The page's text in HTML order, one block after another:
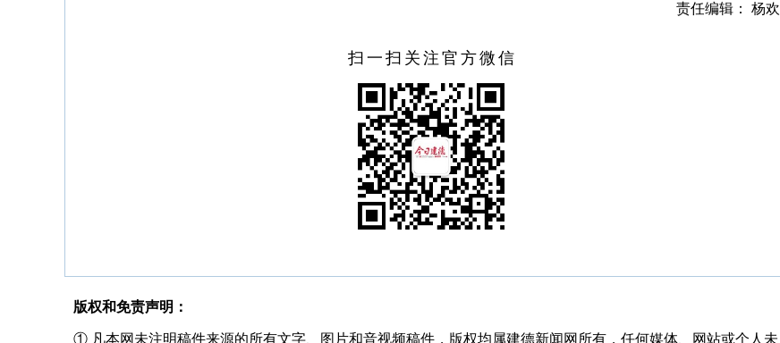
责任编辑： 杨欢
扫一扫关注官方微信
版权和免责声明：
① 凡本网未注明稿件来源的所有文字、图片和音视频稿件，版权均属建德新闻网所有，任何媒体、网站或个人未